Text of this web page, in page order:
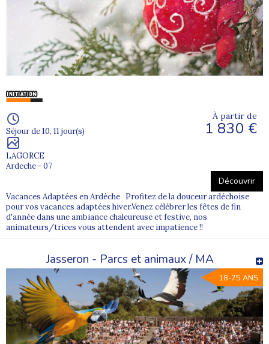
Séjour de 10, 11 jour(s)
LAGORCE
Ardeche - 07
À partir de
1 830 €
Découvrir
Vacances Adaptées en Ardèche Profitez de la douceur ardéchoise
pour vos vacances adaptées hiver.Venez célébrer les fêtes de fin
d'année dans une ambiance chaleureuse et festive, nos
animateurs/trices vous attendent avec impatience !!
Jasseron - Parcs et animaux / MA
18-75 ANS